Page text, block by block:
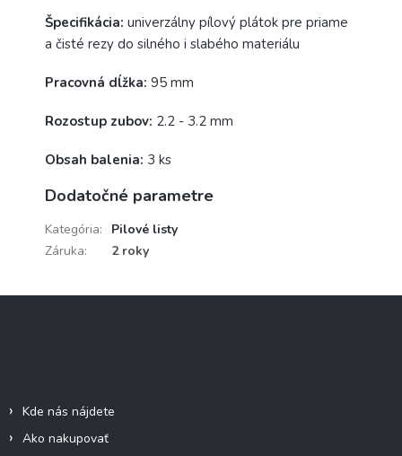
Špecifikácia: univerzálny pílový plátok pre priame
a čisté rezy do silného i slabého materiálu
Pracovná dĺžka: 95 mm
Rozostup zubov: 2.2 - 3.2 mm
Obsah balenia: 3 ks
Dodatočné parametre
Kategória:
Pilové listy
Záruka: 2 roky
Kde nás nájdete
Ako nakupovať